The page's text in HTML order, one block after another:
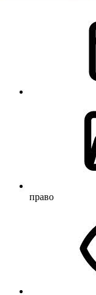
право